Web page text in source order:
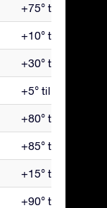
+75° til -85°
+10° til -90°
+30° til -90°
+5° til -90°
+80° til -80°
+85° til -75°
+15° til -90°
+90° til -60°